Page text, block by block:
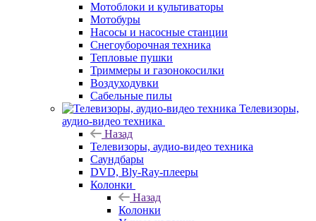
Мотоблоки и культиваторы
Мотобуры
Насосы и насосные станции
Снегоуборочная техника
Тепловые пушки
Триммеры и газонокосилки
Воздуходувки
Сабельные пилы
Телевизоры,
аудио-видео техника
Назад
Телевизоры, аудио-видео техника
Саундбары
DVD, Bly-Ray-плееры
Колонки
Назад
Колонки